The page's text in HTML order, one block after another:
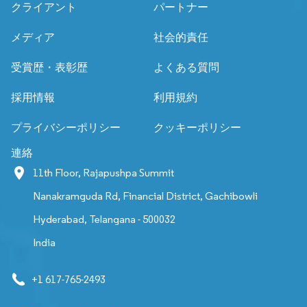
クライアント パートナー
メディア 社会的責任
受賞歴・表彰歴 よくある質問
採用情報 利用規約
プライバシーポリシー クッキーポリシー
連絡
11th Floor, Rajapushpa Summit
Nanakramguda Rd, Financial District, Gachibowli
Hyderabad, Telangana - 500032
India
+1 617-765-2493